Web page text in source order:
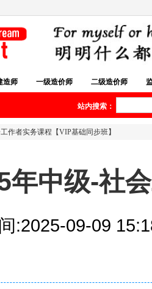
造师 一级造价师 二级造价师
站内搜索：
作者实务课程【VIP基础同步班】
年中级-社
间:2025-09-09